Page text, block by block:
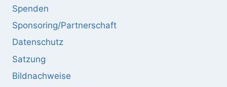
Spenden
Sponsoring/Partnerschaft
Datenschutz
Satzung
Bildnachweise